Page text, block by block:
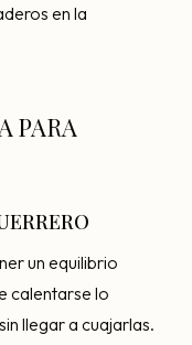
en la
PARA
un equilibrio
calentarse lo
llegar a cuajarlas.